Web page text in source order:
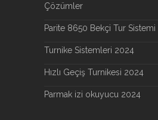
Çözümler
Parite 8650 Bekçi Tur Sistemi
Turnike Sistemleri 2024
Hızlı Geçiş Turnikesi 2024
Parmak izi okuyucu 2024